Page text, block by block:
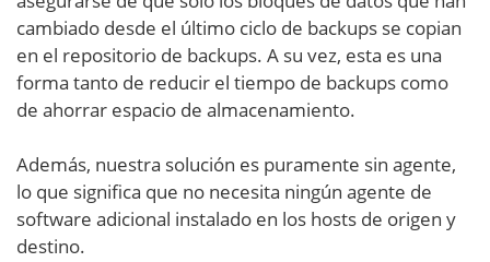
cambiado desde el último ciclo de backups se copian
en el repositorio de backups. A su vez, esta es una
forma tanto de reducir el tiempo de backups como
de ahorrar espacio de almacenamiento.
Además, nuestra solución es puramente sin agente,
lo que significa que no necesita ningún agente de
software adicional instalado en los hosts de origen y
destino.